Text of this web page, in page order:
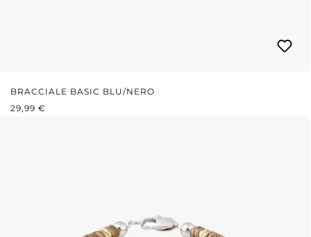
BRACCIALE BASIC BLU/NERO
PREZZO NORMALE:
29,99 €